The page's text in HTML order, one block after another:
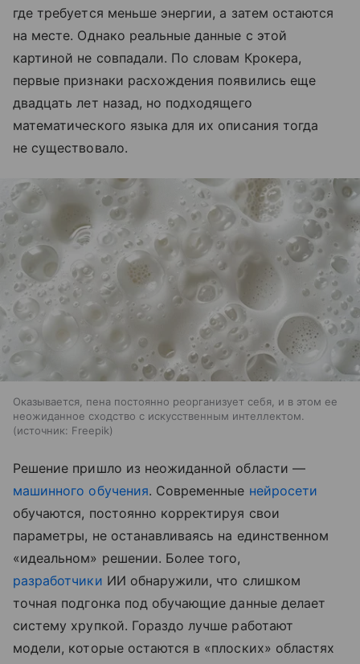
где требуется меньше энергии, а затем остаются
на месте. Однако реальные данные с этой
картиной не совпадали. По словам Крокера,
первые признаки расхождения появились еще
двадцать лет назад, но подходящего
математического языка для их описания тогда
не существовало.
Оказывается, пена постоянно реорганизует себя, и в этом ее
неожиданное сходство с искусственным интеллектом.
источник: Freepik
Решение пришло из неожиданной области —
машинного обучения. Современные нейросети
обучаются, постоянно корректируя свои
параметры, не останавливаясь на единственном
«идеальном» решении. Более того,
разработчики ИИ обнаружили, что слишком
точная подгонка под обучающие данные делает
систему хрупкой. Гораздо лучше работают
модели, которые остаются в «плоских» областях